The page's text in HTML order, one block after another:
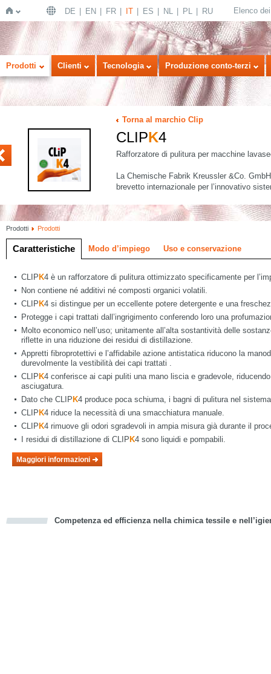
Home
DE EN FR IT ES NL PL RU Elenco
Prodotti Clienti Tecnologia Produzione conto-terzi
CONC
Torna al marchio Clip
CLIPK4
Rafforzatore di pulitura per macchine
La Chemische Fabrik Kreussler &Co.
brevetto internazionale per l’innovativo
Prodotti Prodotti
Caratteristiche Modo d’impiego Uso e conservazione
CLIP K4 è un rafforzatore di pulitura ottimizzato specificamente per
Non contiene né additivi né composti organici volatili.
CLIP K4 si distingue per un eccellente potere detergente e una
Protegge i capi trattati dall’ingrigimento conferendo loro una
Molto economico nell’uso; unitamente all’alta sostantività delle
riflette in una riduzione dei residui di distillazione.
Appretti fibroprotettivi e l’affidabile azione antistatica riducono la
durevolmente la vestibilità dei capi trattati .
CLIP K4 conferisce ai capi puliti una mano liscia e gradevole,
asciugatura.
Dato che CLIP K4 produce poca schiuma, i bagni di pulitura nel
CLIP K4 riduce la necessità di una smacchiatura manuale.
CLIP K4 rimuove gli odori sgradevoli in ampia misura già durante il
I residui di distillazione di CLIP K4 sono liquidi e pompabili.
Maggiori informazioni
Competenza ed efficienza nella chimica tessile e